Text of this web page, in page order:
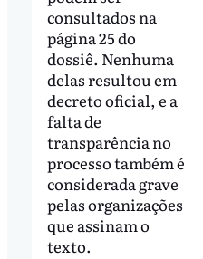
consultados na
página 25 do
dossiê. Nenhuma
delas resultou em
decreto oficial, e a
falta de
transparência no
processo também é
considerada grave
pelas organizações
que assinam o
texto.